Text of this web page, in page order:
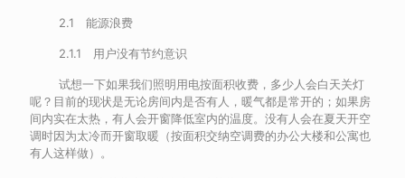
2.1 能源浪费
2.1.1 用户没有节约意识
试想一下如果我们照明用电按面积收费，多少人会白天关灯
呢？目前的现状是无论房间内是否有人，暖气都是常开的；如果房
间内实在太热，有人会开窗降低室内的温度。没有人会在夏天开空
调时因为太冷而开窗取暖（按面积交纳空调费的办公大楼和公寓也
有人这样做）。